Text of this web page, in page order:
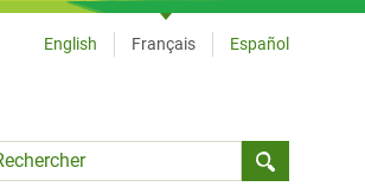
Language
English Français Español